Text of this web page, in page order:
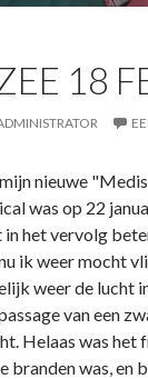
18
nieuwe
was op 22
het vervolg
ik weer mocht
weer de lucht
van een
Helaas was het
branden was, en